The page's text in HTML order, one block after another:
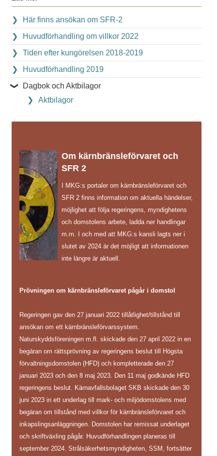
Här finns ansökan om SFR-2
Huvudförhandling om villkor 2022
Tiden efter kungörelsen 2018-2019
Huvudförhandling 2019
Dagbok och Aktbilagor
Aktbilagor
Om kärnbränsleförvaret och
SFR 2
I MKG:s portaler om kärnbränsleförvaret och
SFR 2 finns information om aktuella händelser,
möjlighet att följa regeringens, myndighetens
och domstolens arbete, ladda ner handlingar
m.m. I och med att MKG:s kansli lagts ner i
slutet av 2024 är det möjligt att informationen
inte längre är aktuell.
Prövningen om kärnbränsleförvaret pågår i domstol
Regeringen gav den 27 januari 2022 tillåtlighet/tillstånd till
ansökan om ett kärnbränsleförvarssystem.
Naturskyddsföreningen m.fl. skickade den 27 april 2022 in en
begäran om rättsprövning av regeringens beslut till Högsta
förvaltningsdomstolen (HFD) och kompletterade den 27
januari 2023 och den 8 maj 2023. Den 11 maj godkände HFD
regeringens beslut. Kärnavfallsbolaget SKB skickade den 30
juni 2023 in ett underlag till mark- och miljödomstolens med
begäran om tillstånd med villkor för kärnbränsleförvaret och
inkapslingsanläggningen. Domstolen har remissat underlaget
och skriftväxling pågår. Huvudförhandlingen planeras till
september 2024. Strålsäkerhetsmyndigheten, SSM, fortsätter